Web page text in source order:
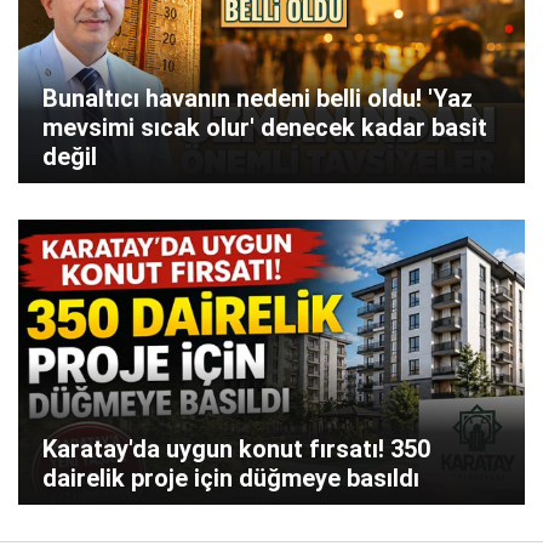
Bunaltıcı havanın nedeni belli oldu! 'Yaz
mevsimi sıcak olur' denecek kadar basit
değil
Karatay'da uygun konut fırsatı! 350
dairelik proje için düğmeye basıldı